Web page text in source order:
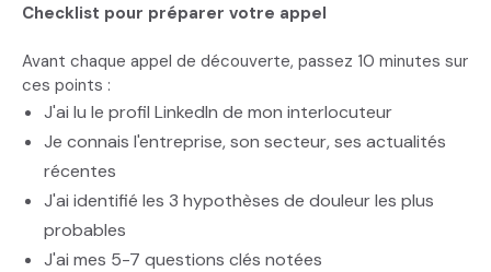
Checklist pour préparer votre appel
Avant chaque appel de découverte, passez 10 minutes sur
ces points :
J'ai lu le profil LinkedIn de mon interlocuteur
Je connais l'entreprise, son secteur, ses actualités
récentes
J'ai identifié les 3 hypothèses de douleur les plus
probables
J'ai mes 5-7 questions clés notées